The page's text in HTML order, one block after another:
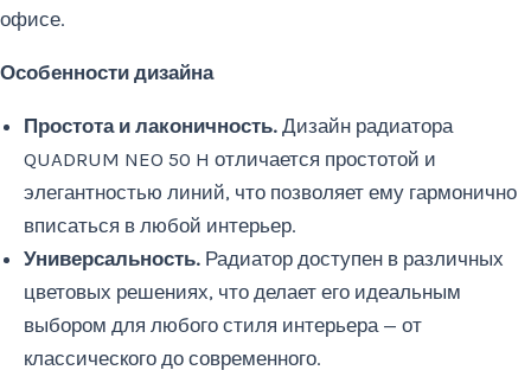
офисе.
Особенности дизайна
Простота и лаконичность. Дизайн радиатора
QUADRUM NEO 50 H отличается простотой и
элегантностью линий, что позволяет ему гармонично
вписаться в любой интерьер.
Универсальность. Радиатор доступен в различных
цветовых решениях, что делает его идеальным
выбором для любого стиля интерьера — от
классического до современного.